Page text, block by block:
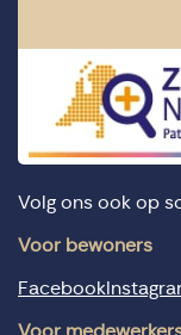
Volg ons ook op
Voor bewoners
Facebook
Voor